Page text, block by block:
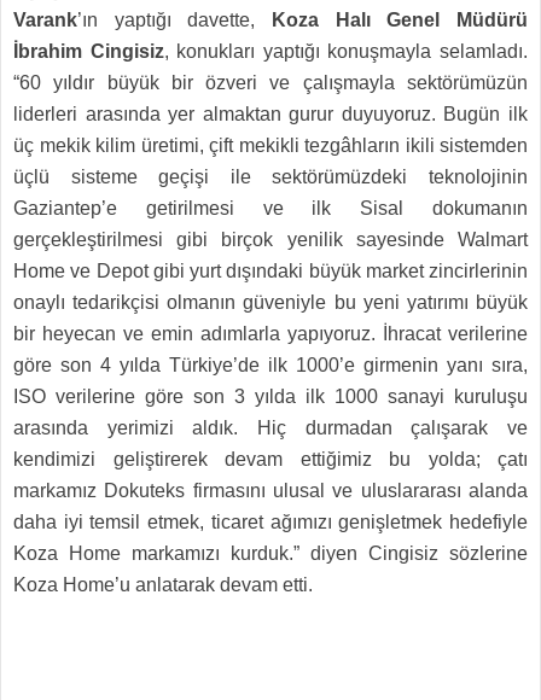
Varank’ın yaptığı davette,
Koza Halı Genel Müdürü
İbrahim Cingisiz, konukları yaptığı konuşmayla selamladı.
“60 yıldır büyük bir özveri ve çalışmayla sektörümüzün
liderleri arasında yer almaktan gurur duyuyoruz. Bugün ilk
üç mekik kilim üretimi, çift mekikli tezgâhların ikili sistemden
üçlü sisteme geçişi ile sektörümüzdeki teknolojinin
Gaziantep’e getirilmesi ve ilk Sisal dokumanın
gerçekleştirilmesi gibi birçok yenilik sayesinde Walmart
Home ve Depot gibi yurt dışındaki büyük market zincirlerinin
onaylı tedarikçisi olmanın güveniyle bu yeni yatırımı büyük
bir heyecan ve emin adımlarla yapıyoruz. İhracat verilerine
göre son 4 yılda Türkiye’de ilk 1000’e girmenin yanı sıra,
ISO verilerine göre son 3 yılda ilk 1000 sanayi kuruluşu
arasında yerimizi aldık. Hiç durmadan çalışarak ve
kendimizi geliştirerek devam ettiğimiz bu yolda; çatı
markamız Dokuteks firmasını ulusal ve uluslararası alanda
daha iyi temsil etmek, ticaret ağımızı genişletmek hedefiyle
Koza Home markamızı kurduk.” diyen Cingisiz sözlerine
Koza Home’u anlatarak devam etti.